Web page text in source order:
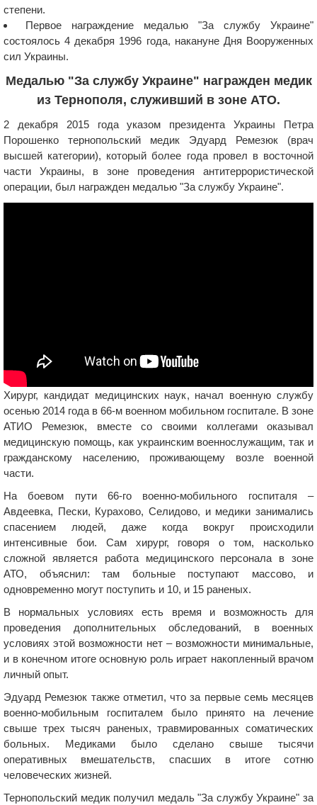
степени.
Первое награждение медалью "За службу Украине"
состоялось 4 декабря 1996 года, накануне Дня Вооруженных
сил Украины.
Медалью "За службу Украине" награжден медик
из Тернополя, служивший в зоне АТО.
2 декабря 2015 года указом президента Украины Петра
Порошенко тернопольский медик Эдуард Ремезюк (врач
высшей категории), который более года провел в восточной
части Украины, в зоне проведения антитеррористической
операции, был награжден медалью "За службу Украине".
Хирург, кандидат медицинских наук, начал военную службу
осенью 2014 года в 66-м военном мобильном госпитале. В зоне
АТИО Ремезюк, вместе со своими коллегами оказывал
медицинскую помощь, как украинским военнослужащим, так и
гражданскому населению, проживающему возле военной
части.
На боевом пути 66-го военно-мобильного госпиталя –
Авдеевка, Пески, Курахово, Селидово, и медики занимались
спасением людей, даже когда вокруг происходили
интенсивные бои. Сам хирург, говоря о том, насколько
сложной является работа медицинского персонала в зоне
АТО, объяснил: там больные поступают массово, и
одновременно могут поступить и 10, и 15 раненых.
В нормальных условиях есть время и возможность для
проведения дополнительных обследований, в военных
условиях этой возможности нет – возможности минимальные,
и в конечном итоге основную роль играет накопленный врачом
личный опыт.
Эдуард Ремезюк также отметил, что за первые семь месяцев
военно-мобильным госпиталем было принято на лечение
свыше трех тысяч раненых, травмированных соматических
больных. Медиками было сделано свыше тысячи
оперативных вмешательств, спасших в итоге сотню
человеческих жизней.
Тернопольский медик получил медаль "За службу Украине" за